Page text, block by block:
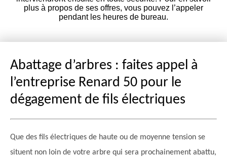
plus à propos de ses offres, vous pouvez l’appeler
pendant les heures de bureau.
Abattage d’arbres : faites appel à
l’entreprise Renard 50 pour le
dégagement de fils électriques
Que des fils électriques de haute ou de moyenne tension se
situent non loin de votre arbre qui sera prochainement abattu,